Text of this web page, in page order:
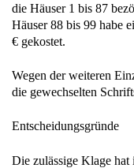
die Häuser 1 bis 87
Häuser 88 bis 99 habe
€ gekostet.
Wegen der weiteren
die gewechselten
Entscheidungsgründe
Die zulässige Klage hat